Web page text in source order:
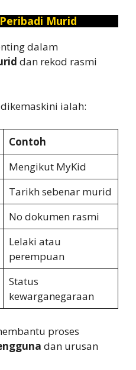
Murid
dalam
dan rekod rasmi
ialah:
Contoh
Mengikut MyKid
Tarikh sebenar murid
No dokumen rasmi
Lelaki atau
perempuan
Status
kewarganegaraan
proses
dan urusan